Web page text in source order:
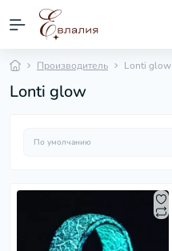
Производитель Lonti glow
Lonti glow